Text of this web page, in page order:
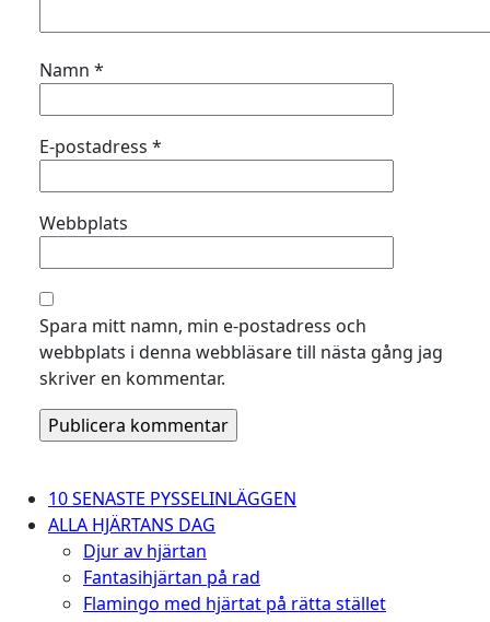
Namn *
E-postadress *
Webbplats
Spara mitt namn, min e-postadress och
webbplats i denna webbläsare till nästa gång jag
skriver en kommentar.
10 SENASTE PYSSELINLÄGGEN
ALLA HJÄRTANS DAG
Djur av hjärtan
Fantasihjärtan på rad
Flamingo med hjärtat på rätta stället